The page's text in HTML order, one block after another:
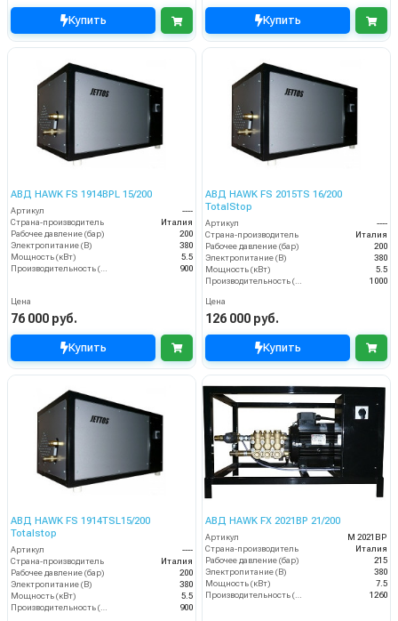
Купить Купить
АВД HAWK FS 1914BPL 15/200
Артикул
----
Страна-производитель
Италия
Рабочее давление (бар)
200
Электропитание (В)
380
Мощность (кВт)
5.5
900
Цена
76 000 руб.
Купить
АВД HAWK FS 2015TS 16/200
TotalStop
Артикул
----
Страна-производитель
Италия
Рабочее давление (бар)
200
Электропитание (В)
380
Мощность (кВт)
5.5
1000
Цена
126 000 руб.
Купить
АВД HAWK FS 1914TSL15/200
Totalstop
Артикул
----
Страна-производитель
Италия
Рабочее давление (бар)
200
Электропитание (В)
380
Мощность (кВт)
5.5
Производительность (л/ч)
900
АВД HAWK FX 2021BP 21/200
Артикул
M 2021BP
Страна-производитель
Италия
Рабочее давление (бар)
215
Электропитание (В)
380
Мощность (кВт)
7.5
Производительность (л/ч)
1260